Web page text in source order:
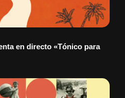
en directo «Tónico para